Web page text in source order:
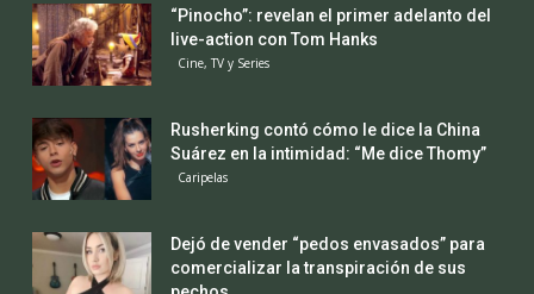
“Pinocho”: revelan el primer adelanto del
live-action con Tom Hanks
Cine, TV y Series
Rusherking contó cómo le dice la China
Suárez en la intimidad: “Me dice Thomy”
Caripelas
Dejó de vender “pedos envasados” para
comercializar la transpiración de sus